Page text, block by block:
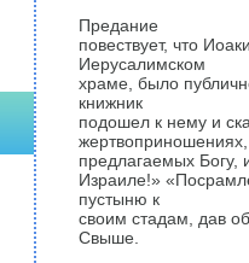
Предание
повествует, что
Иерусалимском
храме, было
книжник
подошел к нему и
жертвоприношениях,
предлагаемых Богу,
Израиле!»
пустыню к
своим стадам, дав
Свыше.